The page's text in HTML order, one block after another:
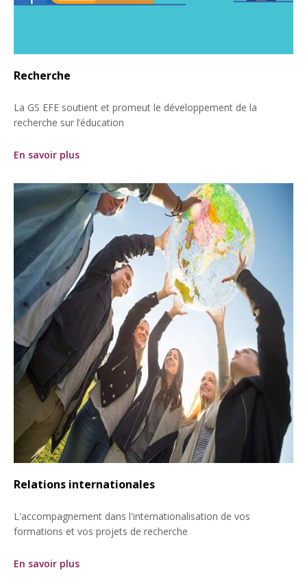
Recherche
La GS EFE soutient et promeut le développement de la
recherche sur l’éducation
En savoir plus
Relations internationales
L'accompagnement dans l'internationalisation de vos
formations et vos projets de recherche
En savoir plus